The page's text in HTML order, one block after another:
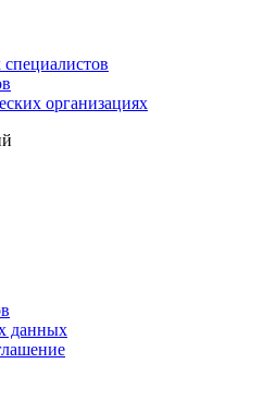
организациях
данных